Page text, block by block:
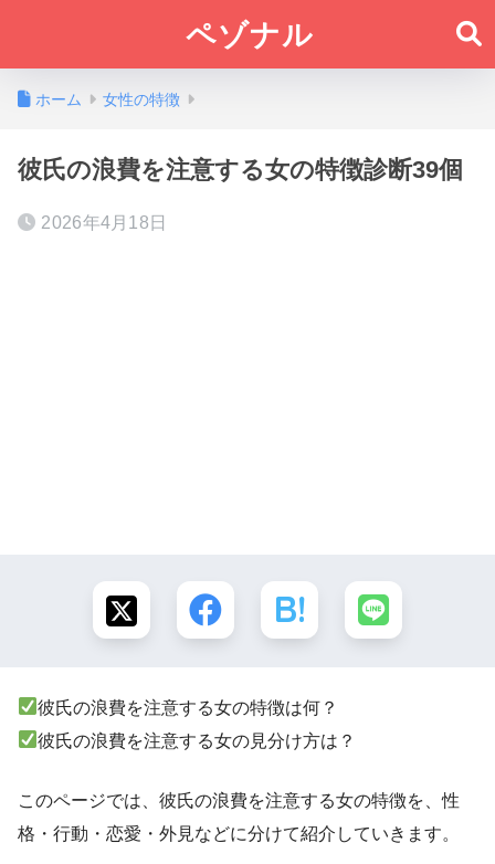
ペゾナル
ホーム 女性の特徴
彼氏の浪費を注意する女の特徴診断39個
2026年4月18日
彼氏の浪費を注意する女の特徴は何？
彼氏の浪費を注意する女の見分け方は？
このページでは、彼氏の浪費を注意する女の特徴を、性
格・行動・恋愛・外見などに分けて紹介していきます。